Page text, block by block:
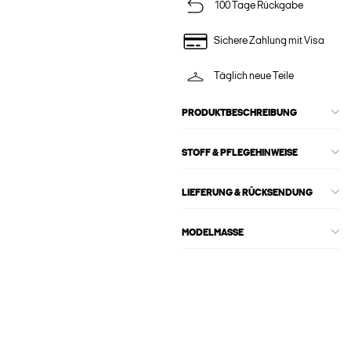
100 Tage Rückgabe
Sichere Zahlung mit Visa
Täglich neue Teile
PRODUKTBESCHREIBUNG
STOFF & PFLEGEHINWEISE
LIEFERUNG & RÜCKSENDUNG
MODELMASSE